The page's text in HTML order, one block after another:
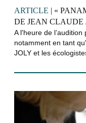
ARTICLE | «
DE JEAN CLAUDE
A l'heure de
notamment en tant
JOLY et les